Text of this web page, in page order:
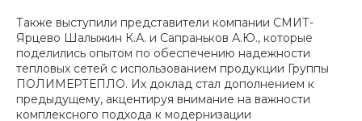
Также выступили представители компании СМИТ-
Ярцево Шалыжин К.А. и Сапраньков А.Ю., которые
поделились опытом по обеспечению надежности
тепловых сетей с использованием продукции Группы
ПОЛИМЕРТЕПЛО. Их доклад стал дополнением к
предыдущему, акцентируя внимание на важности
комплексного подхода к модернизации